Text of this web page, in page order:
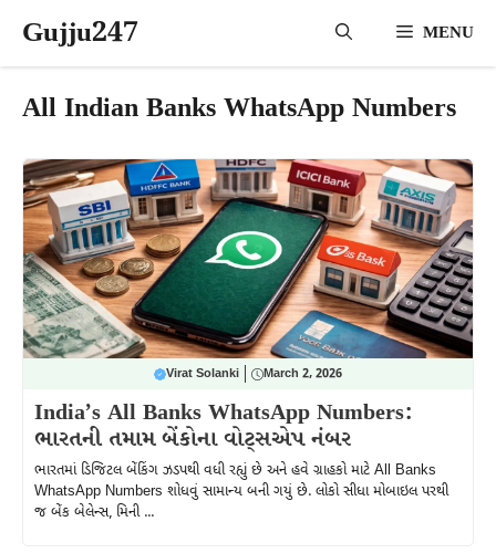
Gujju247 MENU
All Indian Banks WhatsApp Numbers
Virat Solanki March 2, 2026
India’s All Banks WhatsApp Numbers:
ભારતની તમામ બેંકોના વોટ્સએપ નંબર
ભારતમાં ડિજિટલ બેંકિંગ ઝડપથી વધી રહ્યું છે અને હવે ગ્રાહકો માટે All Banks
WhatsApp Numbers શોધવું સામાન્ય બની ગયું છે. લોકો સીધા મોબાઇલ પરથી
જ બેંક બેલેન્સ, મિની ...